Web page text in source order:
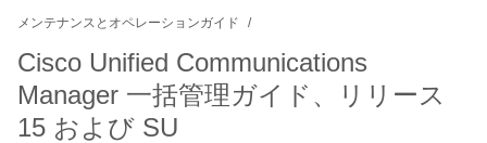
メンテナンスとオペレーションガイド
Cisco Unified Communications
Manager 一括管理ガイド、リリース
15 および SU